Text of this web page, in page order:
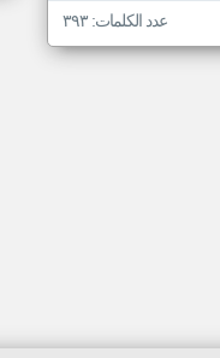
عدد الكلمات: ٣٩٣